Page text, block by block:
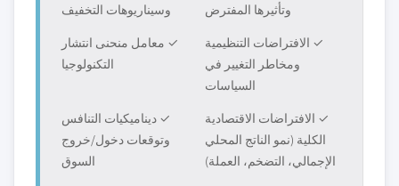
وتأثيرها المفترض
وسيناريوهات التخفيف
✓ الافتراضات التنظيمية
ومخاطر التغيير في
السياسات
✓ معامل منحنى انتشار
التكنولوجيا
✓ الافتراضات الاقتصادية
الكلية (نمو الناتج المحلي
الإجمالي، التضخم، العملة)
✓ ديناميكيات التنافس
وتوقعات دخول/خروج
السوق